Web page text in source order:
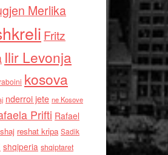
Merlika
Fritz
Ilir Levonja
kosova
nderroi jete ne Kosove
Prifti Rafael
reshat kripa Sadik
shqiperia shqiptaret